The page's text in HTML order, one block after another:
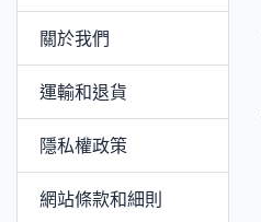
關於我們
運輸和退貨
隱私權政策
網站條款和細則